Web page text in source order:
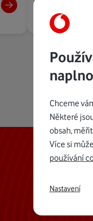
Telefony
Chceme
Některé
obsah,
Více si
používání
Nastavení